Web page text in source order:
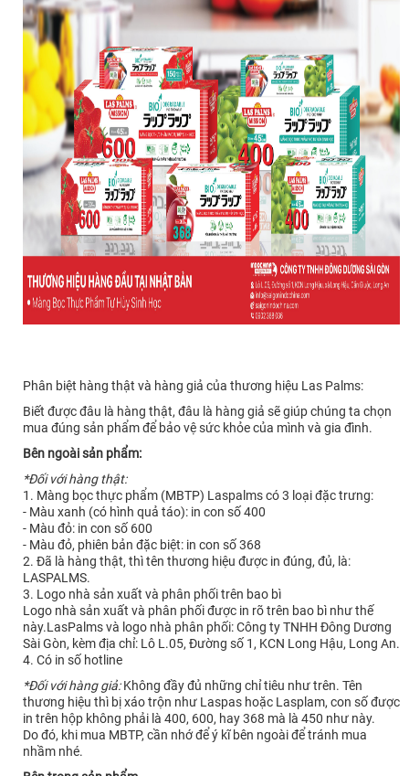
Phân biệt hàng thật và hàng giả của thương hiệu Las Palms:
Biết được đâu là hàng thật, đâu là hàng giả sẽ giúp chúng ta chọn
mua đúng sản phẩm để bảo vệ sức khỏe của mình và gia đình.
Bên ngoài sản phẩm:
*Đối với hàng thật:
1. Màng bọc thực phẩm (MBTP) Laspalms có 3 loại đặc trưng:
- Màu xanh (có hình quả táo): in con số 400
- Màu đỏ: in con số 600
- Màu đỏ, phiên bản đặc biệt: in con số 368
2. Đã là hàng thật, thì tên thương hiệu được in đúng, đủ, là:
LASPALMS.
3. Logo nhà sản xuất và phân phối trên bao bì
Logo nhà sản xuất và phân phối được in rõ trên bao bì như thế
này.LasPalms và logo nhà phân phối: Công ty TNHH Đông Dương
Sài Gòn, kèm địa chỉ: Lô L.05, Đường số 1, KCN Long Hậu, Long An.
4. Có in số hotline
*Đối với hàng giả:Không đầy đủ những chỉ tiêu như trên. Tên
thương hiệu thì bị xáo trộn như Laspas hoặc Lasplam, con số được
in trên hộp không phải là 400, 600, hay 368 mà là 450 như này.
Do đó, khi mua MBTP, cần nhớ để ý kĩ bên ngoài để tránh mua
nhầm nhé.